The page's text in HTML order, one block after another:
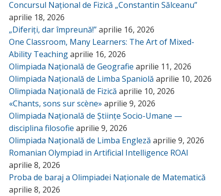
Concursul Național de Fizică „Constantin Sălceanu”
aprilie 18, 2026
„Diferiți, dar împreună!”aprilie 16, 2026
One Classroom, Many Learners: The Art of Mixed-
Ability Teachingaprilie 16, 2026
Olimpiada Națională de Geografie aprilie 11, 2026
Olimpiada Națională de Limba Spaniolă aprilie 10, 2026
Olimpiada Națională de Fizică aprilie 10, 2026
«Chants, sons sur scène» aprilie 9, 2026
Olimpiada Națională de Științe Socio-Umane —
disciplina filosofie aprilie 9, 2026
Olimpiada Națională de Limba Engleză aprilie 9, 2026
Romanian Olympiad in Artificial Intelligence ROAI
aprilie 8, 2026
Proba de baraj a Olimpiadei Naționale de Matematică
aprilie 8, 2026